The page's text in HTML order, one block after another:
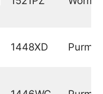
1448XD